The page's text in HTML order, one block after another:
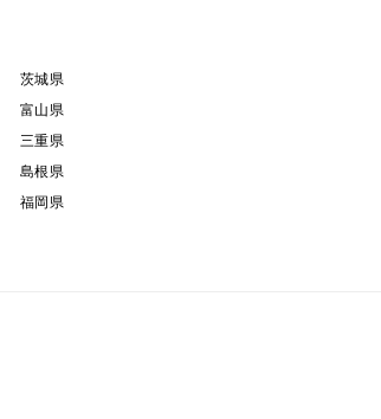
茨城県
富山県
三重県
島根県
福岡県